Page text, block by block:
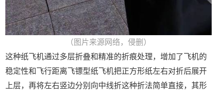
（图片来源网络，侵删）
这种纸飞机通过多层折叠和精准的折痕处理，增加了飞机的
稳定性和飞行距离飞镖型纸飞机把正方形纸左右对折后展开
上层，再将左右竖边分别向中线折这种折法简单直接，其形